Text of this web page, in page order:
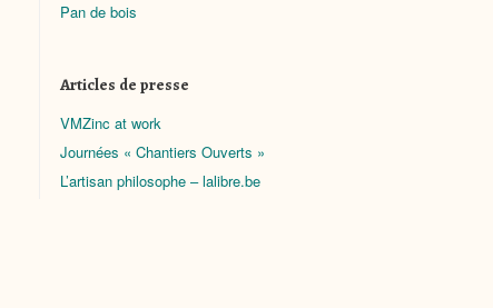
Pan de bois
Articles de presse
VMZinc at work
Journées « Chantiers Ouverts »
L’artisan philosophe – lalibre.be